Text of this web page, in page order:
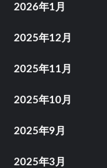
2026年1月
2025年12月
2025年11月
2025年10月
2025年9月
2025年3月